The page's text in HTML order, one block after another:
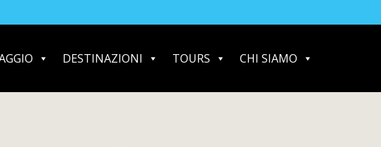
DESTINAZIONI TOURS CHI SIAMO